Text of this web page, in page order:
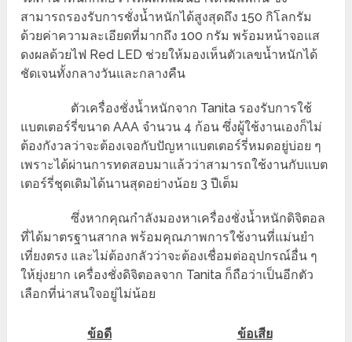
สามารถรองรับการชั่งน้ำหนักได้สูงสุดถึง 150 กิโลกรัม
ด้วยค่าความละเอียดที่มากถึง 100 กรัม พร้อมหน้าจอแส
ดงผลด้วยไฟ Red LED ช่วยให้มองเห็นตัวเลขน้ำหนักได้
ชัดเจนทั้งกลางวันและกลางคืน
ตัวเครื่องชั่งน้ำหนักจาก Tanita รองรับการใช้
แบตเตอร์รี่ขนาด AAA จำนวน 4 ก้อน ซึ่งผู้ใช้งานเองก็ไม่
ต้องกังวลว่าจะต้องเจอกับปัญหาแบตเตอร์รี่หมดอยู่บ่อย ๆ
เพราะได้ผ่านการทดสอบมาแล้วว่าสามารถใช้งานกับแบต
เตอร์รี่ชุดเดิมได้นานสุดอย่างน้อย 3 ปีเต็ม
ซึ่งหากคุณกำลังมองหาเครื่องชั่งน้ำหนักดิจิตอล
ที่ได้มาตรฐานสากล พร้อมคุณภาพการใช้งานที่แม่นยำ
เที่ยงตรง และไม่ต้องกลัวว่าจะต้องเชื่อมต่ออุปกรณ์อื่น ๆ
ให้ยุ่งยาก เครื่องชั่งดิจิตอลจาก Tanita ก็ถือว่าเป็นอีกตัว
เลือกที่น่าสนใจอยู่ไม่น้อย
ข้อดี
ข้อเสีย